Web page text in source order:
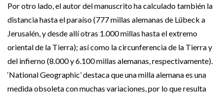
Por otro lado, el autor del manuscrito ha calculado también la
distancia hasta el paraíso (777 millas alemanas de Lübeck a
Jerusalén, y desde allí otras 1.000 millas hasta el extremo
oriental de la Tierra); así como la circunferencia de la Tierra y
del infierno (8.000 y 6.100 millas alemanas, respectivamente).
‘National Geographic’ destaca que una milla alemana es una
medida obsoleta con muchas variaciones, por lo que resulta